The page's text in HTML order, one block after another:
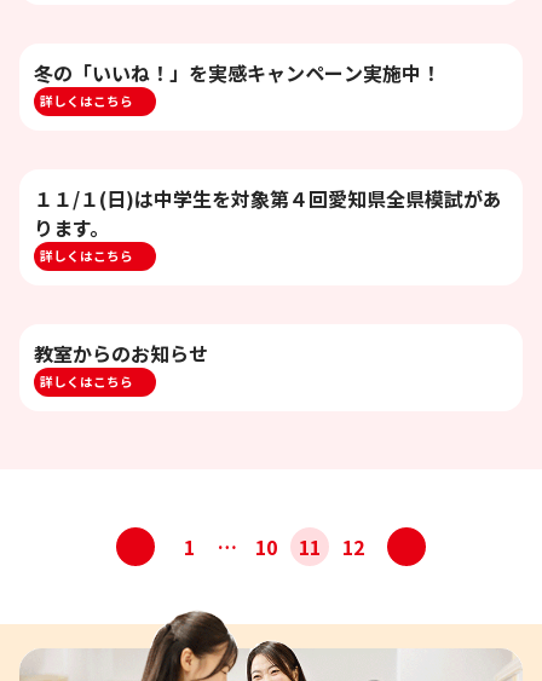
冬の「いいね！」を実感キャンペーン実施中！
詳しくはこちら
１１/１(日)は中学生を対象第４回愛知県全県模試があ
ります。
詳しくはこちら
教室からのお知らせ
詳しくはこちら
1 … 10 11 12